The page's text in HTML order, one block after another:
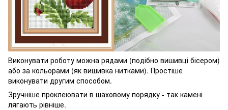
Виконувати роботу можна рядами (подібно вишивці бісером)
або за кольорами (як вишивка нитками). Простіше
виконувати другим способом.
Зручніше проклеювати в шаховому порядку - так камені
лягають рівніше.